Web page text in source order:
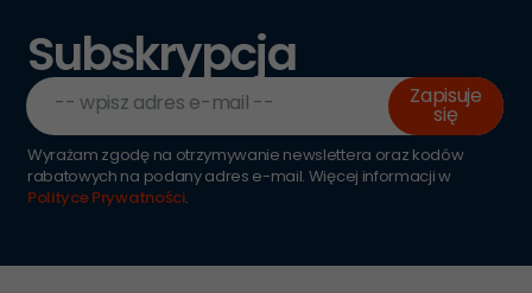
Subskrypcja
-- wpisz adres e-mail -- Zapisuje
się
Wyrażam zgodę na otrzymywanie newslettera oraz kodów
rabatowych na podany adres e-mail. Więcej informacji w
Polityce Prywatności.